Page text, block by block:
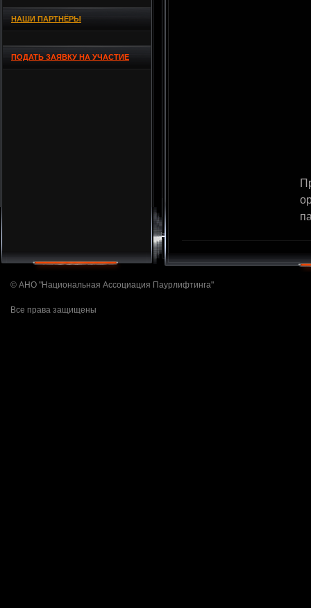
НАШИ ПАРТНЁРЫ
ПОДАТЬ ЗАЯВКУ НА УЧАСТИЕ
© АНО "Национальная Ассоциация Паурлифтинга"
Все права защищены